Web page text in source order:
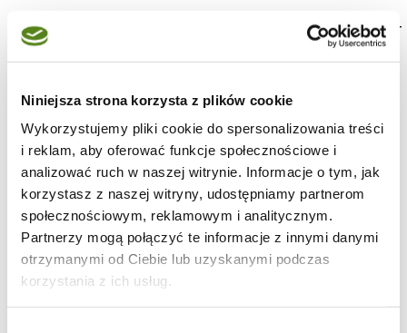
Niniejsza strona korzysta z plików cookie
Wykorzystujemy pliki cookie do spersonalizowania treści
i reklam, aby oferować funkcje społecznościowe i
analizować ruch w naszej witrynie. Informacje o tym, jak
korzystasz z naszej witryny, udostępniamy partnerom
społecznościowym, reklamowym i analitycznym.
Partnerzy mogą połączyć te informacje z innymi danymi
otrzymanymi od Ciebie lub uzyskanymi podczas
korzystania z ich usług.
To moja szósta propozycja - tym razem sylwestrowo-
noworoczna , bo paszteciki upiekłam specjalnie na
Sylwestra . Podane z gorącym czerwonym
pieczarkowo-cebulowym farszem są świetną
przekąską na karnawałową zabawę . Skorzystałam z
przepisu podanego przez Krystynę na forum cincin .
Przekąski|
Mąka
Grzyby|
ponad 1h|
Grzyby - inspiracje kulinarne|
Wigilia tradycyjnie